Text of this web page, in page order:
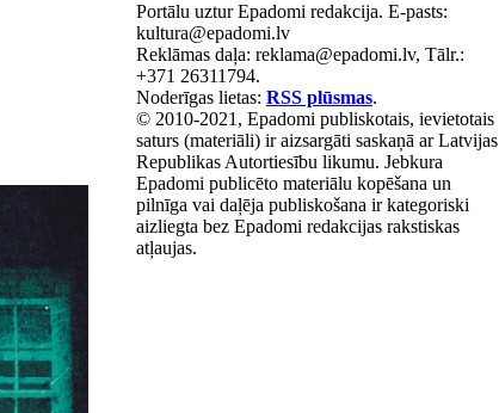
Portālu uztur Epadomi redakcija. E-pasts:
kultura@epadomi.lv
Reklāmas daļa: reklama@epadomi.lv, Tālr.:
+371 26311794.
Noderīgas lietas: RSS plūsmas.
© 2010-2021, Epadomi publiskotais, ievietotais
saturs (materiāli) ir aizsargāti saskaņā ar Latvijas
Republikas Autortiesību likumu. Jebkura
Epadomi publicēto materiālu kopēšana un
pilnīga vai daļēja publiskošana ir kategoriski
aizliegta bez Epadomi redakcijas rakstiskas
atļaujas.